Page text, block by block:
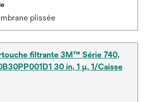
plissée
filtrante 3M™ Série 740,
30 in, 1 μ, 1/Caisse